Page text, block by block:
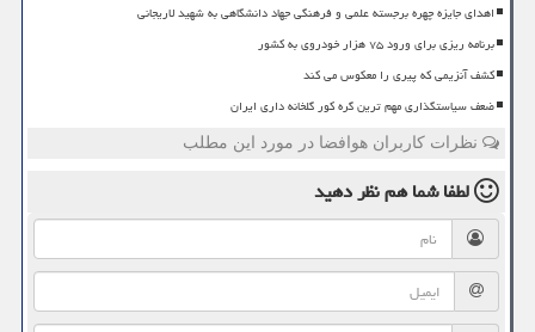
اهدای جایزه چهره برجسته علمی و فرهنگی جهاد دانشگاهی به شهید لاریجانی
برنامه ریزی برای ورود ۷۵ هزار خودروی به کشور
کشف آنزیمی که پیری را معکوس می کند
ضعف سیاستگذاری مهم ترین گره کور گلخانه داری ایران
نظرات کاربران هوافضا در مورد این مطلب
لطفا شما همنظر دهید